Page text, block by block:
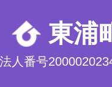
東浦
法人番号